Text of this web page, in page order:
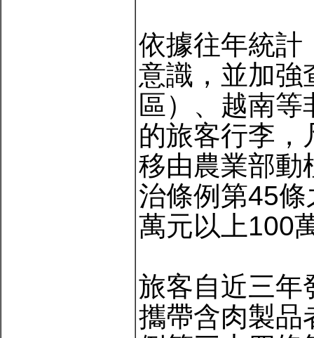
依據往年統計
意識，並加強
區）、越南
的旅客行李，
移由農業部動
治條例第45
萬元以上100
旅客自近三年
攜帶含肉製品